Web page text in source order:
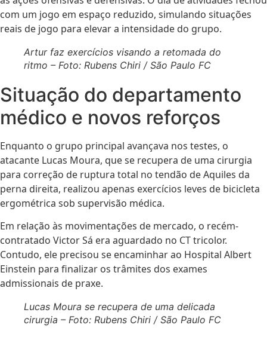
com um jogo em espaço reduzido, simulando situações
reais de jogo para elevar a intensidade do grupo.
Artur faz exercícios visando a retomada do
ritmo – Foto: Rubens Chiri / São Paulo FC
Situação do departamento
médico e novos reforços
Enquanto o grupo principal avançava nos testes, o
atacante Lucas Moura, que se recupera de uma cirurgia
para correção de ruptura total no tendão de Aquiles da
perna direita, realizou apenas exercícios leves de bicicleta
ergométrica sob supervisão médica.
Em relação às movimentações de mercado, o recém-
contratado Victor Sá era aguardado no CT tricolor.
Contudo, ele precisou se encaminhar ao Hospital Albert
Einstein para finalizar os trâmites dos exames
admissionais de praxe.
Lucas Moura se recupera de uma delicada
cirurgia – Foto: Rubens Chiri / São Paulo FC